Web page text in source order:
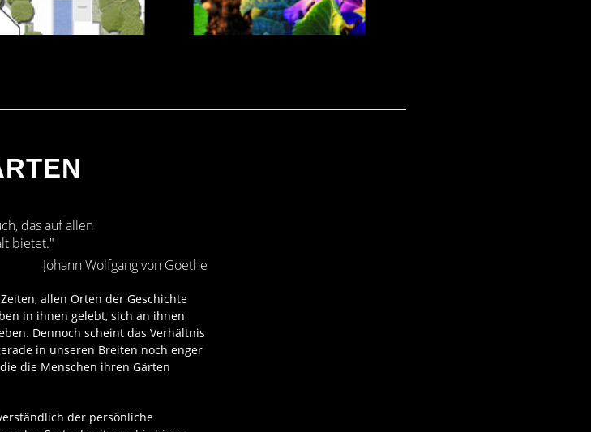
GEPLANT … FÜR SIE
das auf allen
bietet."
Johann Wolfgang von Goethe
allen Orten der Geschichte
in ihnen gelebt, sich an ihnen
Dennoch scheint das Verhältnis
in unseren Breiten noch enger
die Menschen ihren Gärten
der persönliche